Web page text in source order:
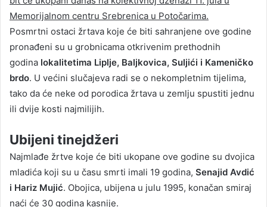
Memorijalnom centru Srebrenica u Potočarima.
Posmrtni ostaci žrtava koje će biti sahranjene ove godine
pronađeni su u grobnicama otkrivenim prethodnih
godina lokalitetima Liplje, Baljkovica, Suljići i Kameničko
brdo. U većini slučajeva radi se o nekompletnim tijelima,
tako da će neke od porodica žrtava u zemlju spustiti jednu
ili dvije kosti najmilijih.
Ubijeni tinejdžeri
Najmlađe žrtve koje će biti ukopane ove godine su dvojica
mladića koji su u času smrti imali 19 godina, Senajid Avdić
i Hariz Mujić. Obojica, ubijena u julu 1995, konačan smiraj
naći će 30 godina kasnije.